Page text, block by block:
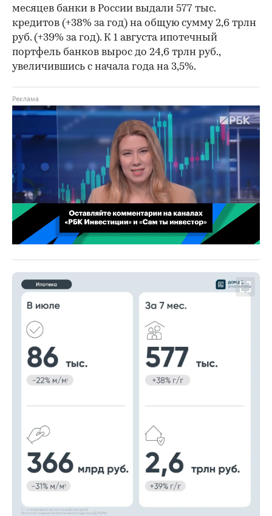
месяцев банки в России выдали 577 тыс.
кредитов (+38% за год) на общую сумму 2,6 трлн
руб. (+39% за год). К 1 августа ипотечный
портфель банков вырос до 24,6 трлн руб.,
увеличившись с начала года на 3,5%.